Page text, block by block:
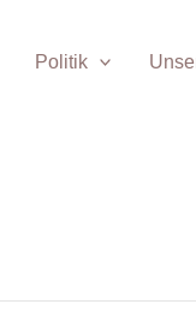
Politik